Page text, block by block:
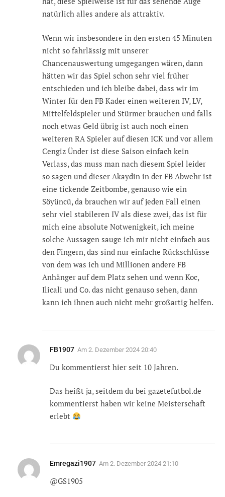
natürlich alles andere als attraktiv.
Wenn wir insbesondere in den ersten 45 Minuten
nicht so fahrlässig mit unserer
Chancenauswertung umgegangen wären, dann
hätten wir das Spiel schon sehr viel früher
entschieden und ich bleibe dabei, dass wir im
Winter für den FB Kader einen weiteren IV, LV,
Mittelfeldspieler und Stürmer brauchen und falls
noch etwas Geld übrig ist auch noch einen
weiteren RA Spieler auf diesen ICK und vor allem
Cengiz Ünder ist diese Saison einfach kein
Verlass, das muss man nach diesem Spiel leider
so sagen und dieser Akaydin in der FB Abwehr ist
eine tickende Zeitbombe, genauso wie ein
Söyüncü, da brauchen wir auf jeden Fall einen
sehr viel stabileren IV als diese zwei, das ist für
mich eine absolute Notwenigkeit, ich meine
solche Aussagen sauge ich mir nicht einfach aus
den Fingern, das sind nur einfache Rückschlüsse
von dem was ich und Millionen andere FB
Anhänger auf dem Platz sehen und wenn Koc,
Ilicali und Co. das nicht genauso sehen, dann
kann ich ihnen auch nicht mehr großartig helfen.
FB1907 Am 2. Dezember 2024 20:40
Du kommentierst hier seit 10 Jahren.
Das heißt ja, seitdem du bei gazetefutbol.de
kommentierst haben wir keine Meisterschaft
erlebt
Emregazi1907 Am 2. Dezember 2024 21:10
@GS1905